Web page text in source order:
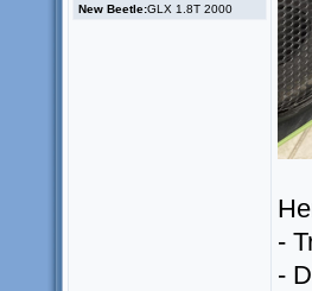
New Beetle:GLX 1.8T 2000
-
-